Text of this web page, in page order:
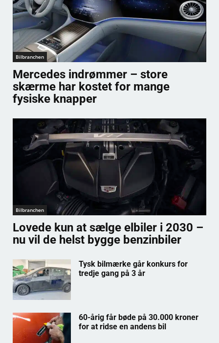
Bilbranchen
Mercedes indrømmer – store
skærme har kostet for mange
fysiske knapper
Bilbranchen
Lovede kun at sælge elbiler i 2030 –
nu vil de helst bygge benzinbiler
Tysk bilmærke går konkurs for
tredje gang på 3 år
60-årig får bøde på 30.000 kroner
for at ridse en andens bil